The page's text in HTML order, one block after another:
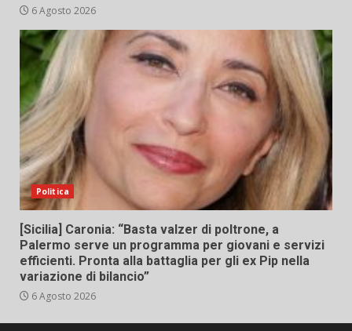
6 Agosto 2026
Politica
[Sicilia] Caronia: “Basta valzer di poltrone, a
Palermo serve un programma per giovani e servizi
efficienti. Pronta alla battaglia per gli ex Pip nella
variazione di bilancio”
6 Agosto 2026